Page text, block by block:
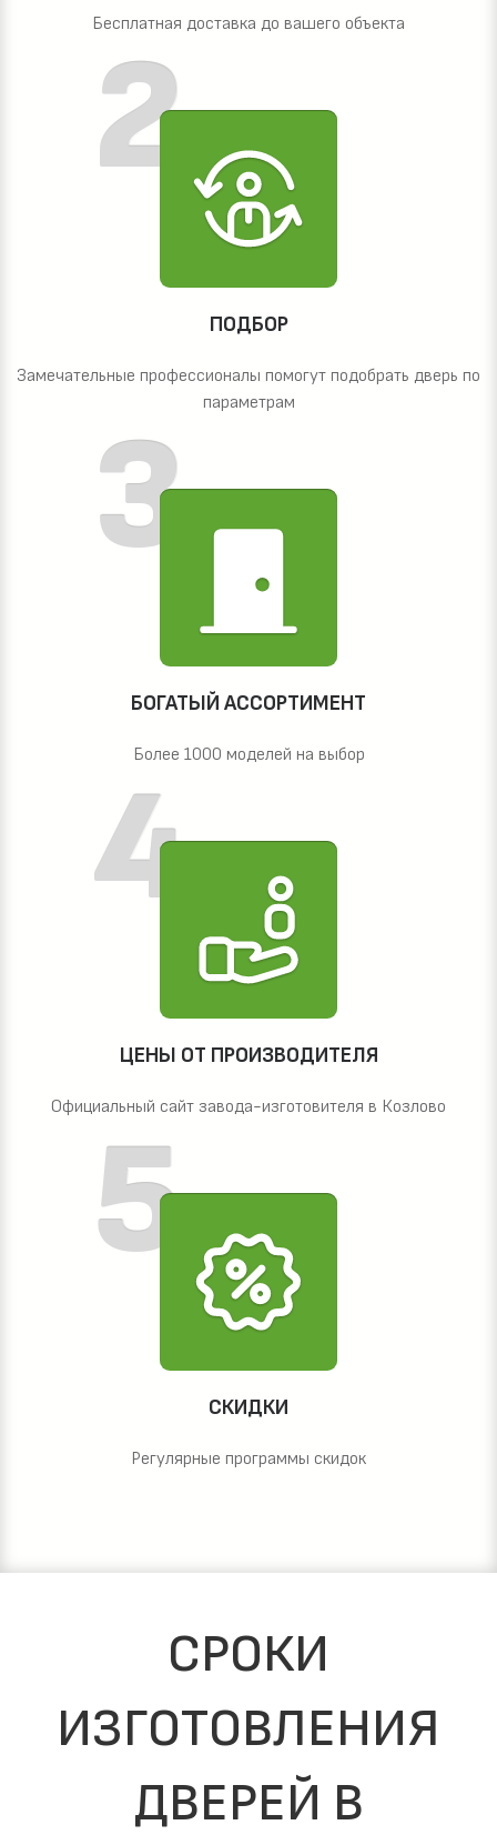
Бесплатная доставка до вашего объекта
ПОДБОР
Замечательные профессионалы помогут подобрать дверь по
параметрам
БОГАТЫЙ АССОРТИМЕНТ
Более 1000 моделей на выбор
ЦЕНЫ ОТ ПРОИЗВОДИТЕЛЯ
Официальный сайт завода-изготовителя в Козлово
СКИДКИ
Регулярные программы скидок
СРОКИ
ИЗГОТОВЛЕНИЯ
ДВЕРЕЙ В